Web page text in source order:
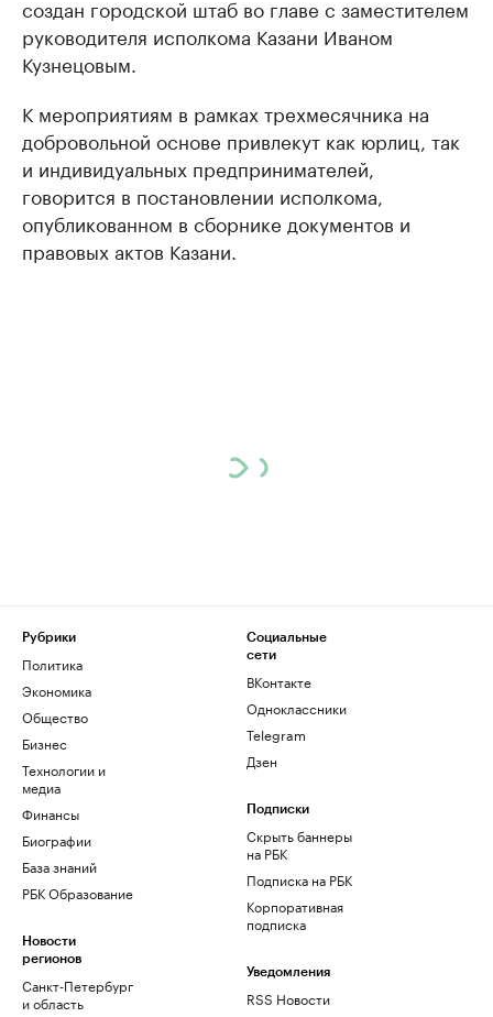
создан городской штаб во главе с заместителем
руководителя исполкома Казани Иваном
Кузнецовым.
К мероприятиям в рамках трехмесячника на
добровольной основе привлекут как юрлиц, так
и индивидуальных предпринимателей,
говорится в постановлении исполкома,
опубликованном в сборнике документов и
правовых актов Казани.
Рубрики
Политика
Экономика
Общество
Бизнес
Технологии и
медиа
Финансы
Биографии
База знаний
РБК Образование
Новости
регионов
Санкт-Петербург
и область
Социальные
сети
ВКонтакте
Одноклассники
Telegram
Дзен
Подписки
Скрыть баннеры
на РБК
Подписка на РБК
Корпоративная
подписка
Уведомления
RSS Новости